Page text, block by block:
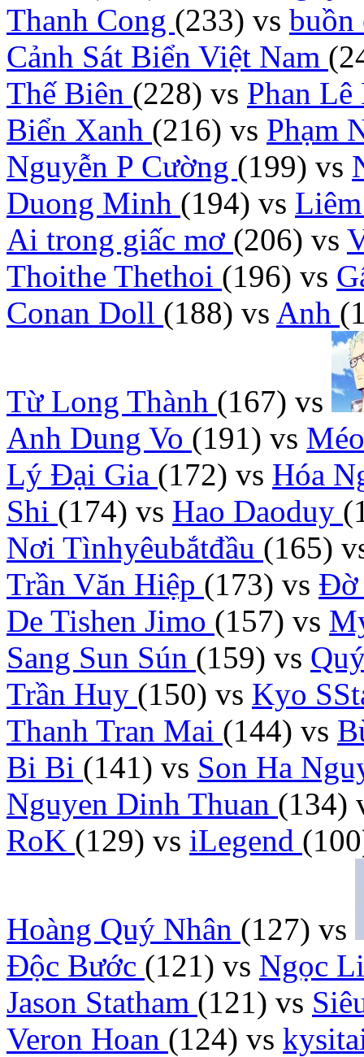
Thanh Cong (233) vs
Cảnh Sát Biển Việt Nam
Thế Biên (228) vs Phan
Biển Xanh (216) vs Phạm
Nguyễn P Cường (199) vs
Duong Minh (194) vs
Ai trong giấc mơ (206) vs
Thoithe Thethoi (196) vs
Conan Doll (188) vs Anh
Từ Long Thành (167) vs
Anh Dung Vo (191) vs
Lý Đại Gia (172) vs Hóa
Shi (174) vs Hao Daoduy
Nơi Tìnhyêubắtđầu (165)
Trần Văn Hiệp (173) vs Đờ
De Tishen Jimo (157) vs
Sang Sun Sún (159) vs
Trần Huy (150) vs Kyo
Thanh Tran Mai (144) vs
Bi Bi (141) vs Son Ha
Nguyen Dinh Thuan (134)
RoK (129) vs iLegend
Hoàng Quý Nhân (127) vs
Độc Bước (121) vs Ngọc
Jason Statham (121) vs
Veron Hoan (124) vs